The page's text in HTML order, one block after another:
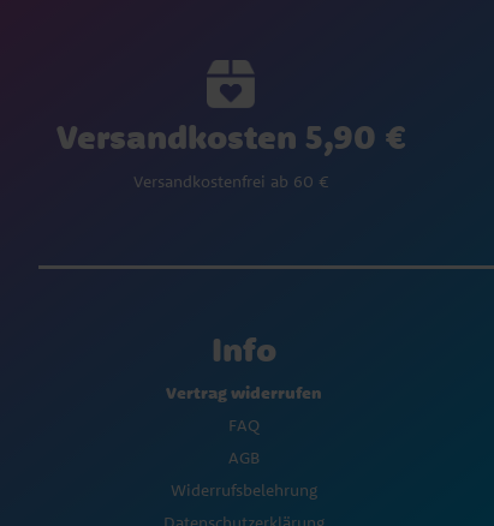
Versandkosten 5,90 €
Versandkostenfrei ab 60 €
Info
Vertrag widerrufen
FAQ
AGB
Widerrufsbelehrung